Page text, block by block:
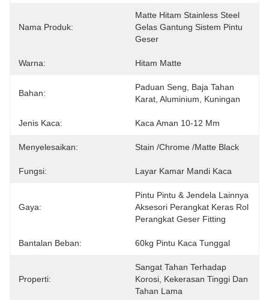
Nama Produk:
Matte Hitam Stainless Steel
Gelas Gantung Sistem Pintu
Geser
Warna: Hitam Matte
Bahan:
Paduan Seng, Baja Tahan
Karat, Aluminium, Kuningan
Jenis Kaca: Kaca Aman 10-12 Mm
Menyelesaikan: Stain /Chrome /Matte Black
Fungsi: Layar Kamar Mandi Kaca
Gaya:
Pintu Pintu & Jendela Lainnya
Aksesori Perangkat Keras Rol
Perangkat Geser Fitting
Bantalan Beban: 60kg Pintu Kaca Tunggal
Properti:
Sangat Tahan Terhadap
Korosi, Kekerasan Tinggi Dan
Tahan Lama